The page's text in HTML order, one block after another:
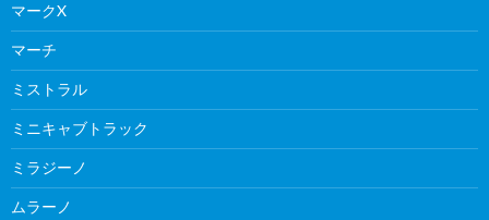
マークX
マーチ
ミストラル
ミニキャブトラック
ミラジーノ
ムラーノ